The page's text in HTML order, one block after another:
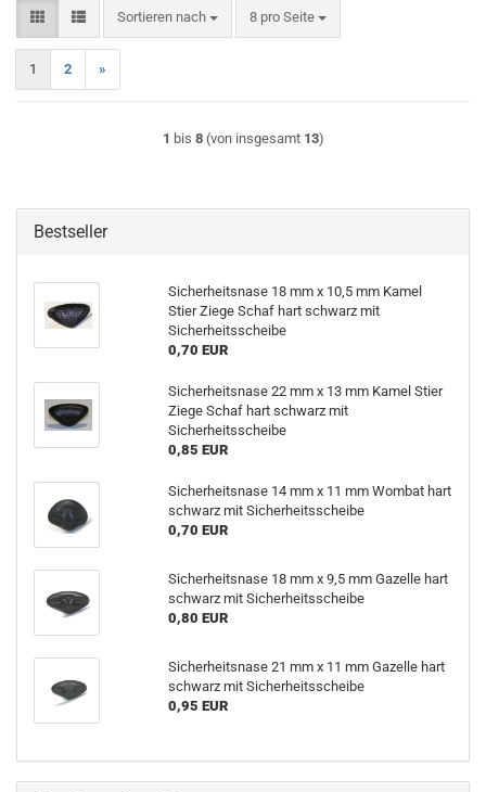
Sortieren nach
Sortieren nach 8 pro Seite
pro Seite
1 2 »
1 bis 8(von insgesamt 13)
Bestseller
Sicherheitsnase 18 mm x 10,5 mm Kamel
Stier Ziege Schaf hart schwarz mit
Sicherheitsscheibe
0,70 EUR
Sicherheitsnase 22 mm x 13 mm Kamel Stier
Ziege Schaf hart schwarz mit
Sicherheitsscheibe
0,85 EUR
Sicherheitsnase 14 mm x 11 mm Wombat hart
schwarz mit Sicherheitsscheibe
0,70 EUR
Sicherheitsnase 18 mm x 9,5 mm Gazelle hart
schwarz mit Sicherheitsscheibe
0,80 EUR
Sicherheitsnase 21 mm x 11 mm Gazelle hart
schwarz mit Sicherheitsscheibe
0,95 EUR